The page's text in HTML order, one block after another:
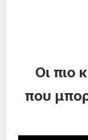
Οι πιο
που